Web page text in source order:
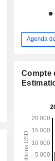
Agenda
Compte